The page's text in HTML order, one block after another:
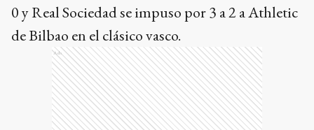
0 y Real Sociedad se impuso por 3 a 2 a Athletic
de Bilbao en el clásico vasco.
Ads